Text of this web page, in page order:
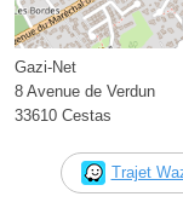
Gazi-Net
8 Avenue de Verdun
33610 Cestas
Trajet